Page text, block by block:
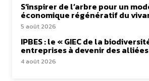
S’inspirer de l’arbre pour un
économique régénératif du
5 août 2026
IPBES : le « GIEC de la
entreprises à devenir des
4 août 2026